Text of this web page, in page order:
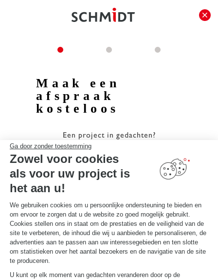
Ga door zonder toestemming
Zowel voor cookies
als voor uw project is
het aan u!
We gebruiken cookies om u persoonlijke ondersteuning te bieden en
om ervoor te zorgen dat u de website zo goed mogelijk gebruikt.
Cookies stellen ons in staat om de prestaties en de veiligheid van de
site te verbeteren, de inhoud die wij u aanbieden te personaliseren, de
advertenties aan te passen aan uw interessegebieden en ten slotte
om statistieken over het aantal bezoekers en de navigatie van de site
te produceren.
U kunt op elk moment van gedachten veranderen door op de
Maak een
afspraak
kosteloos
Een project in gedachten?
Onze adviseurs helpen u graag verder, in de winkel
of op afstand!